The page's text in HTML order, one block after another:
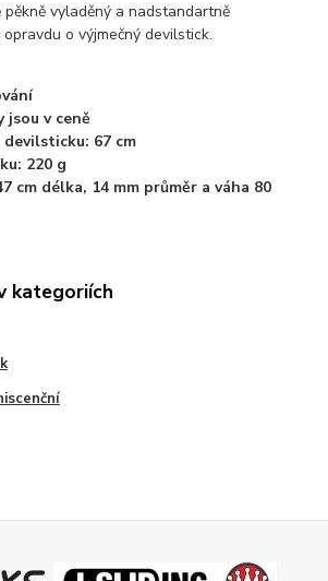
vyladěný a nadstandartně
o výjmečný devilstick.
jsou v ceně
67 cm
220 g
cm délka, 14 mm průměr a váha 80
kategoriích